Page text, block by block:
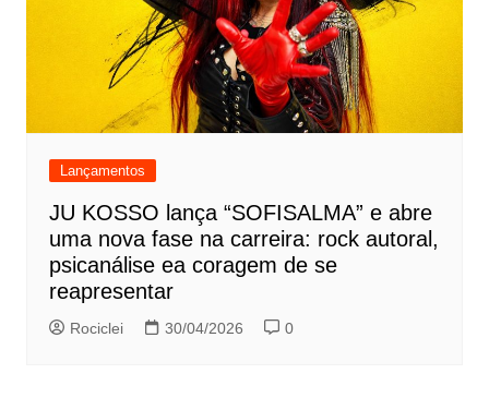
Lançamentos
JU KOSSO lança “SOFISALMA” e abre
uma nova fase na carreira: rock autoral,
psicanálise ea coragem de se
reapresentar
Rociclei 30/04/2026 0